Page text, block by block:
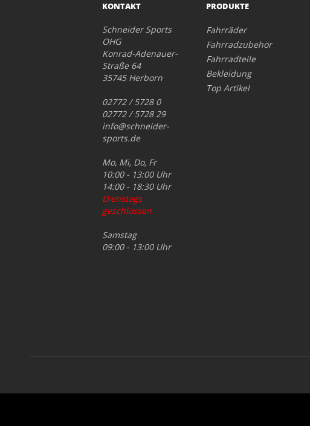
KONTAKT
Schneider Sports
OHG
Konrad-Adenauer-
Straße 64
35745 Herborn
02772 / 5728 0
02772 / 5728 29
info@schneider-
sports.de
Mo, Mi, Do, Fr
10:00 - 13:00 Uhr
14:00 - 18:30 Uhr
Dienstags
geschlossen
Samstag
09:00 - 13:00 Uhr
PRODUKTE
Fahrräder
Fahrradzubehör
Fahrradteile
Bekleidung
Top Artikel